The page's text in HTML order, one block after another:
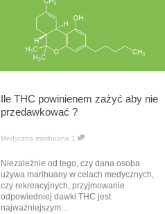
Ile THC powinienem zażyć aby nie
przedawkować ?
Medyczna marihuana 1
Niezależnie od tego, czy dana osoba
używa marihuany w celach medycznych,
czy rekreacyjnych, przyjmowanie
odpowiedniej dawki THC jest
najważniejszym...